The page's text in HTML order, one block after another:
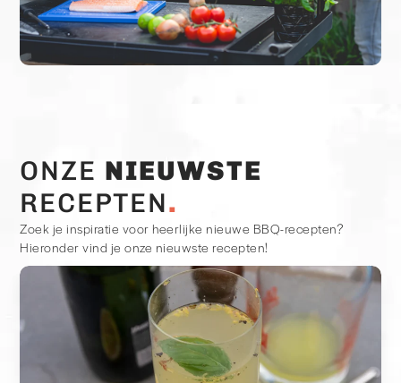
ONZE NIEUWSTE
RECEPTEN
Zoek je inspiratie voor heerlijke nieuwe BBQ-recepten?
Hieronder vind je onze nieuwste recepten!